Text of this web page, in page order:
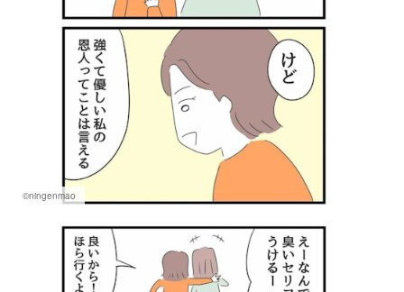
©ningenmao